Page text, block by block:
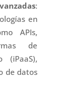
:
en
APIs,
de
(iPaaS),
de datos